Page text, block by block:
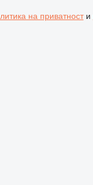
на приватности